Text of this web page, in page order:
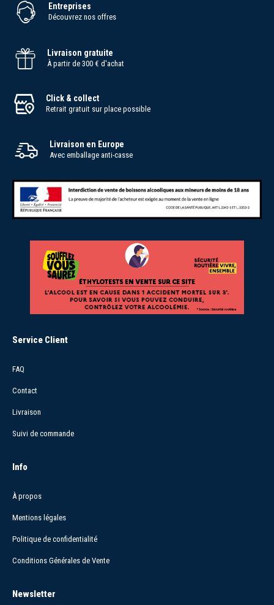
Entreprises
Découvrez nos offres
Livraison gratuite
À partir de 300 € d'achat
Click & collect
Retrait gratuit sur place possible
Livraison en Europe
Avec emballage anti-casse
Service Client
FAQ
Contact
Livraison
Suivi de commande
Info
À propos
Mentions légales
Politique de confidentialité
Conditions Générales de Vente
Newsletter